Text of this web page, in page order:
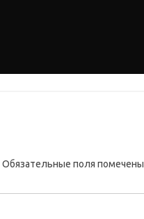
Обязательные поля помечены